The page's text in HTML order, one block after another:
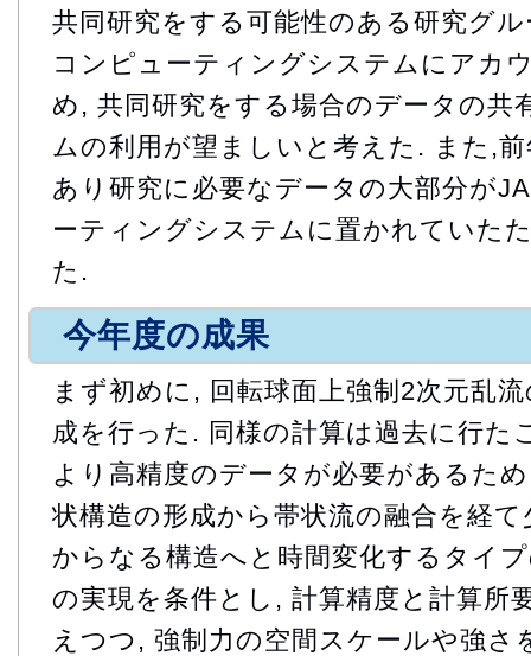
共同研究をする可能性のある研究グ
コンピューティングシステムにアカ
め, 共同研究をする場合のデータの共
ムの利用が望ましいと考えた. また,
あり研究に必要なデータの大部分が
ーティングシステムに置かれていた
た.
今年度の成果
まず初めに, 回転球面上強制2次元乱
成を行った. 同様の計算は過去に行た
より高精度のデータが必要があるた
状構造の形成から帯状流の融合を経
からなる構造へと時間変化するタイ
の実現を条件とし, 計算精度と計算所
えつつ, 強制力の空間スケールや強さ